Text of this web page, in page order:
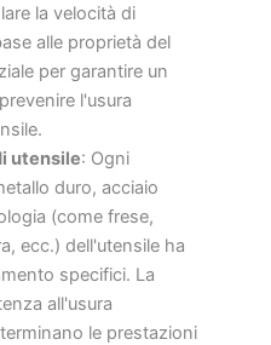
la velocità di
alle proprietà del
per garantire un
l'usura
utensile: Ogni
duro, acciaio
(come frese,
ecc.) dell'utensile ha
specifici. La
all'usura
le prestazioni